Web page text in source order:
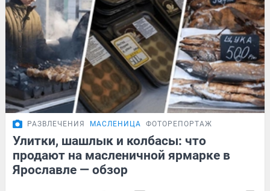
РАЗВЛЕЧЕНИЯ МАСЛЕНИЦА ФОТОРЕПОРТАЖ
Улитки, шашлык и колбасы: что
продают на масленичной ярмарке в
Ярославле — обзор